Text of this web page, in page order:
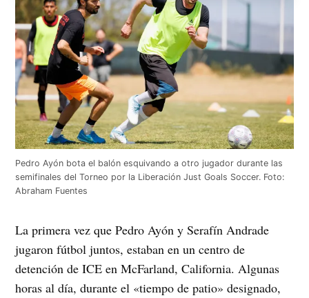
Pedro Ayón bota el balón esquivando a otro jugador durante las
semifinales del Torneo por la Liberación Just Goals Soccer. Foto:
Abraham Fuentes
La primera vez que Pedro Ayón y Serafín Andrade
jugaron fútbol juntos, estaban en un centro de
detención de ICE en McFarland, California. Algunas
horas al día, durante el «tiempo de patio» designado,